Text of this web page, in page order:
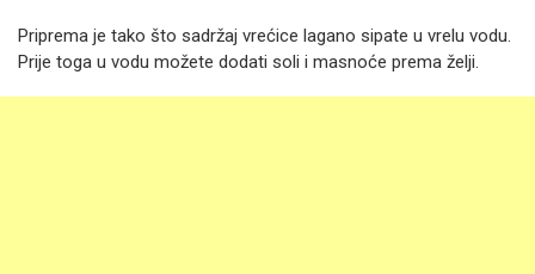
Priprema je tako što sadržaj vrećice lagano sipate u vrelu vodu.
Prije toga u vodu možete dodati soli i masnoće prema želji.